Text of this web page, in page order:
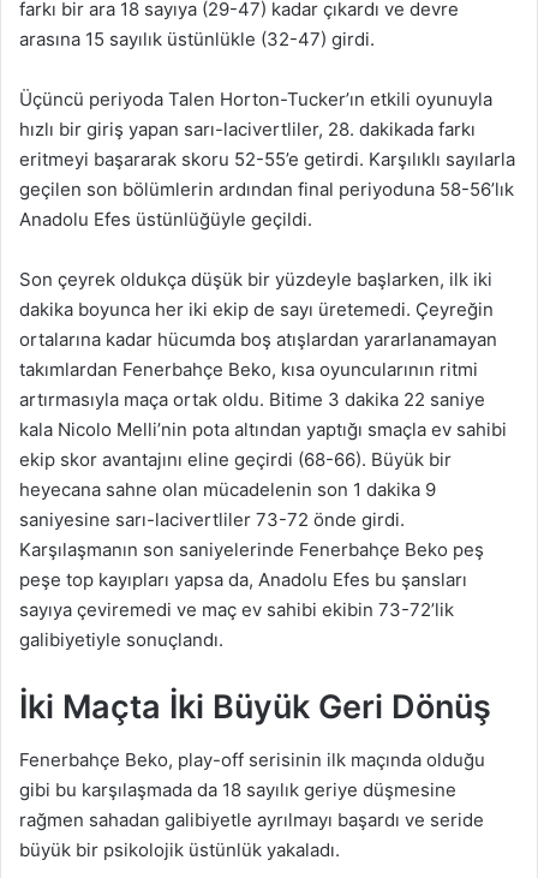
farkı bir ara 18 sayıya (29-47) kadar çıkardı ve devre
arasına 15 sayılık üstünlükle (32-47) girdi.
Üçüncü periyoda Talen Horton-Tucker’ın etkili oyunuyla
hızlı bir giriş yapan sarı-lacivertliler, 28. dakikada farkı
eritmeyi başararak skoru 52-55’e getirdi. Karşılıklı sayılarla
geçilen son bölümlerin ardından final periyoduna 58-56’lık
Anadolu Efes üstünlüğüyle geçildi.
Son çeyrek oldukça düşük bir yüzdeyle başlarken, ilk iki
dakika boyunca her iki ekip de sayı üretemedi. Çeyreğin
ortalarına kadar hücumda boş atışlardan yararlanamayan
takımlardan Fenerbahçe Beko, kısa oyuncularının ritmi
artırmasıyla maça ortak oldu. Bitime 3 dakika 22 saniye
kala Nicolo Melli’nin pota altından yaptığı smaçla ev sahibi
ekip skor avantajını eline geçirdi (68-66). Büyük bir
heyecana sahne olan mücadelenin son 1 dakika 9
saniyesine sarı-lacivertliler 73-72 önde girdi.
Karşılaşmanın son saniyelerinde Fenerbahçe Beko peş
peşe top kayıpları yapsa da, Anadolu Efes bu şansları
sayıya çeviremedi ve maç ev sahibi ekibin 73-72’lik
galibiyetiyle sonuçlandı.
İki Maçta İki Büyük Geri Dönüş
Fenerbahçe Beko, play-off serisinin ilk maçında olduğu
gibi bu karşılaşmada da 18 sayılık geriye düşmesine
rağmen sahadan galibiyetle ayrılmayı başardı ve seride
büyük bir psikolojik üstünlük yakaladı.